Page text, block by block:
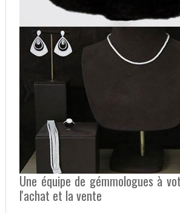
Une équipe de gémmologues à
l'achat et la vente